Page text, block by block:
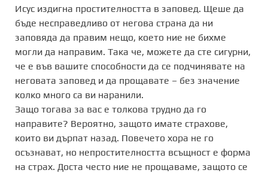
Исус издигна простителността в заповед. Щеше да
бъде несправедливо от негова страна да ни
заповяда да правим нещо, което ние не бихме
могли да направим. Така че, можете да сте сигурни,
че е във вашите способности да се подчинявате на
неговата заповед и да прощавате – без значение
колко много са ви наранили.
Защо тогава за вас е толкова трудно да го
направите? Вероятно, защото имате страхове,
които ви дърпат назад. Повечето хора не го
осъзнават, но непростителността всъщност е форма
на страх. Доста често ние не прощаваме, защото се